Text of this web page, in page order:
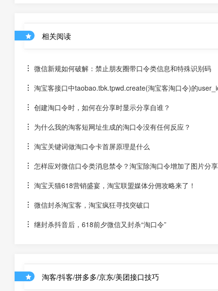
相关阅读
微信新规如何破解：禁止朋友圈带口令类信息和特殊识别码
淘宝客接口中taobao.tbk.tpwd.create(淘宝客淘口令)的
创建淘口令时，如何在分享时显示分享自谁？
为什么我的淘客短网址生成的淘口令没有任何反应？
淘宝关键词做淘口令卡首屏原理是什么
怎样应对微信口令类消息禁令？淘宝除淘口令增加了图片分
淘宝天猫618营销盛宴，淘宝联盟媒体分佣攻略来了！
微信封杀淘宝客，淘宝疯狂寻找突破口
继封杀抖音后，618前夕微信又封杀“淘口令”
淘客/抖客/拼多多/京东/美团接口技巧